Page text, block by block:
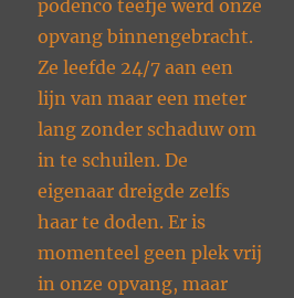
podenco teefje werd onze
opvang binnengebracht.
Ze leefde 24/7 aan een
lijn van maar een meter
lang zonder schaduw om
in te schuilen. De
eigenaar dreigde zelfs
haar te doden. Er is
momenteel geen plek vrij
in onze opvang, maar